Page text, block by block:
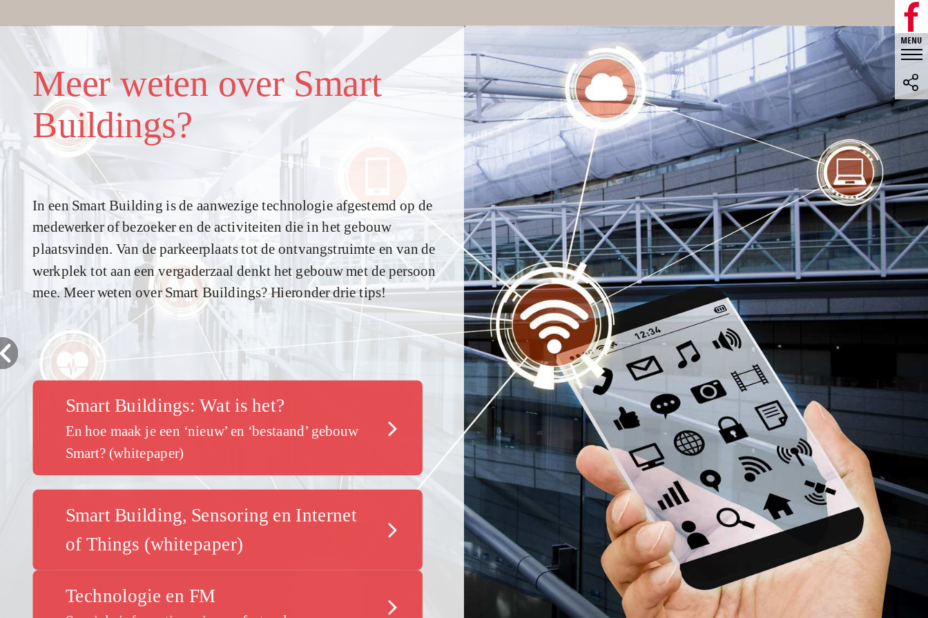
Meer weten over Smart
Buildings?
In een Smart Building is de aanwezige technologie afgestemd op de
medewerker of bezoeker en de activiteiten die in het gebouw
plaatsvinden. Van de parkeerplaats tot de ontvangstruimte en van de
werkplek tot aan een vergaderzaal denkt het gebouw met de persoon
mee. Meer weten over Smart Buildings? Hieronder drie tips!
Smart Buildings: Wat is het?
En hoe maak je een ‘nieuw’ en ‘bestaand’ gebouw
Smart? (whitepaper)
Smart Building, Sensoring en Internet
of Things (whitepaper)
Technologie en FM